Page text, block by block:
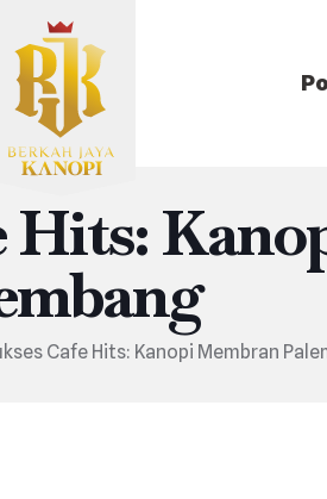
Hits:
Cafe Hits: Kanopi Membran